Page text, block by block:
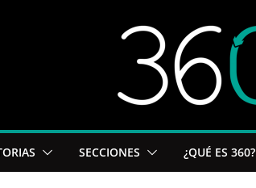
SECCIONES ¿QUÉ ES 360?